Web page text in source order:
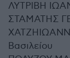
ΛΥΤΡΙΒΗ
ΣΤΑΜΑΤΗΣ
Βασιλείου